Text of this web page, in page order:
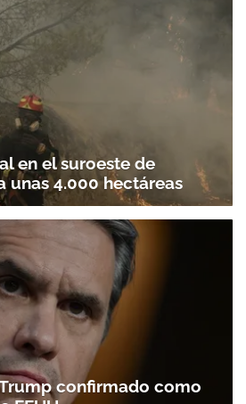
en el suroeste de
unas 4.000 hectáreas
confirmado como